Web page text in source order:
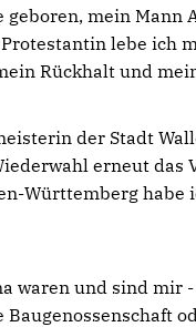
mein Mann
lebe ich
Rückhalt und
der Stadt
erneut das
Württemberg habe
waren und sind mir